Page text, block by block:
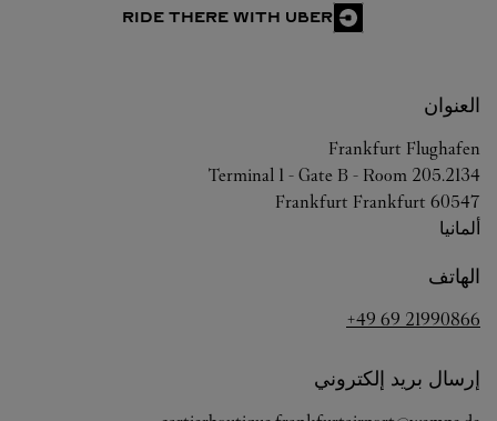
RIDE THERE WITH UBER
العنوان
Frankfurt Flughafen
Terminal 1 - Gate B - Room 205.2134
60547
Frankfurt Frankfurt
ألمانيا
الهاتف
+49 69 21990866
إرسال بريد إلكتروني